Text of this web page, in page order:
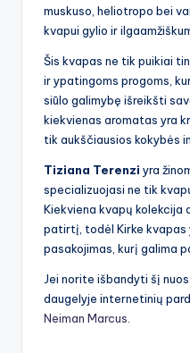
muskuso, heliotropo bei
kvapui gylio ir
Šis kvapas ne tik puikiai
ir ypatingoms progoms,
siūlo galimybę išreikšti
kiekvienas aromatas yra
tik aukščiausios kokybės
Tiziana Terenzi yra
specializuojasi ne tik
Kiekviena kvapų kolekcija
patirtį, todėl Kirke kvapas
pasakojimas, kurį galima
Jei norite išbandyti šį
daugelyje internetinių
Neiman Marcus